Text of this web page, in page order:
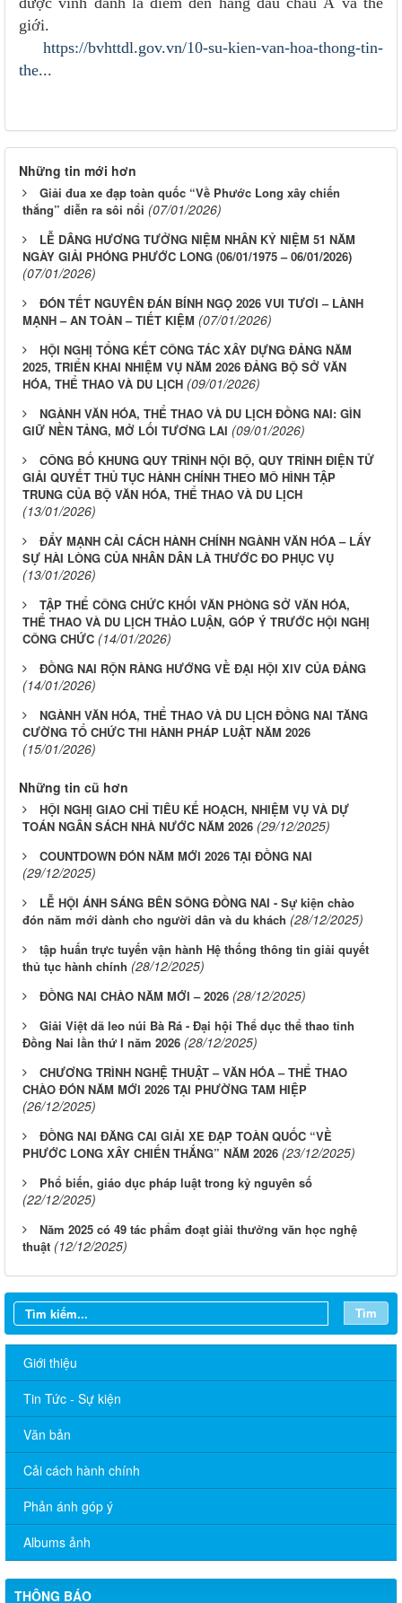
giới.
https://bvhttdl.gov.vn/10-su-kien-van-hoa-thong-tin-
the...
Những tin mới hơn
Giải đua xe đạp toàn quốc “Về Phước Long xây chiến
thắng” diễn ra sôi nổi (07/01/2026)
LỄ DÂNG HƯƠNG TƯỞNG NIỆM NHÂN KỶ NIỆM 51 NĂM
NGÀY GIẢI PHÓNG PHƯỚC LONG (06/01/1975 – 06/01/2026)
(07/01/2026)
ĐÓN TẾT NGUYÊN ĐÁN BÍNH NGỌ 2026 VUI TƯƠI – LÀNH
MẠNH – AN TOÀN – TIẾT KIỆM (07/01/2026)
HỘI NGHỊ TỔNG KẾT CÔNG TÁC XÂY DỰNG ĐẢNG NĂM
2025, TRIỂN KHAI NHIỆM VỤ NĂM 2026 ĐẢNG BỘ SỞ VĂN
HÓA, THỂ THAO VÀ DU LỊCH (09/01/2026)
NGÀNH VĂN HÓA, THỂ THAO VÀ DU LỊCH ĐỒNG NAI: GÌN
GIỮ NỀN TẢNG, MỞ LỐI TƯƠNG LAI (09/01/2026)
CÔNG BỐ KHUNG QUY TRÌNH NỘI BỘ, QUY TRÌNH ĐIỆN TỬ
GIẢI QUYẾT THỦ TỤC HÀNH CHÍNH THEO MÔ HÌNH TẬP
TRUNG CỦA BỘ VĂN HÓA, THỂ THAO VÀ DU LỊCH
(13/01/2026)
ĐẨY MẠNH CẢI CÁCH HÀNH CHÍNH NGÀNH VĂN HÓA – LẤY
SỰ HÀI LÒNG CỦA NHÂN DÂN LÀ THƯỚC ĐO PHỤC VỤ
(13/01/2026)
TẬP THỂ CÔNG CHỨC KHỐI VĂN PHÒNG SỞ VĂN HÓA,
THỂ THAO VÀ DU LỊCH THẢO LUẬN, GÓP Ý TRƯỚC HỘI NGHỊ
CÔNG CHỨC (14/01/2026)
ĐỒNG NAI RỘN RÀNG HƯỚNG VỀ ĐẠI HỘI XIV CỦA ĐẢNG
(14/01/2026)
NGÀNH VĂN HÓA, THỂ THAO VÀ DU LỊCH ĐỒNG NAI TĂNG
CƯỜNG TỔ CHỨC THI HÀNH PHÁP LUẬT NĂM 2026
(15/01/2026)
Những tin cũ hơn
HỘI NGHỊ GIAO CHỈ TIÊU KẾ HOẠCH, NHIỆM VỤ VÀ DỰ
TOÁN NGÂN SÁCH NHÀ NƯỚC NĂM 2026 (29/12/2025)
COUNTDOWN ĐÓN NĂM MỚI 2026 TẠI ĐỒNG NAI
(29/12/2025)
LỄ HỘI ÁNH SÁNG BÊN SÔNG ĐỒNG NAI - Sự kiện chào
đón năm mới dành cho người dân và du khách (28/12/2025)
tập huấn trực tuyến vận hành Hệ thống thông tin giải quyết
thủ tục hành chính (28/12/2025)
ĐỒNG NAI CHÀO NĂM MỚI – 2026 (28/12/2025)
Giải Việt dã leo núi Bà Rá - Đại hội Thể dục thể thao tỉnh
Đồng Nai lần thứ I năm 2026 (28/12/2025)
CHƯƠNG TRÌNH NGHỆ THUẬT – VĂN HÓA – THỂ THAO
CHÀO ĐÓN NĂM MỚI 2026 TẠI PHƯỜNG TAM HIỆP
(26/12/2025)
ĐỒNG NAI ĐĂNG CAI GIẢI XE ĐẠP TOÀN QUỐC “VỀ
PHƯỚC LONG XÂY CHIẾN THẮNG” NĂM 2026 (23/12/2025)
Phổ biến, giáo dục pháp luật trong kỷ nguyên số
(22/12/2025)
Năm 2025 có 49 tác phẩm đoạt giải thưởng văn học nghệ
thuật (12/12/2025)
Tìm
Giới thiệu
Tin Tức - Sự kiện
Văn bản
Cải cách hành chính
Phản ánh góp ý
Albums ảnh
THÔNG BÁO
Tăng cường công tác quản lý hoạt động của tạp chí trực thuộc
Quyết định thu hồi Giấy phép kinh doanh dịch vụ lữ hành nội
địa
Bộ Văn hóa, Thể thao và Du lịch ban hành Quyết định công bố